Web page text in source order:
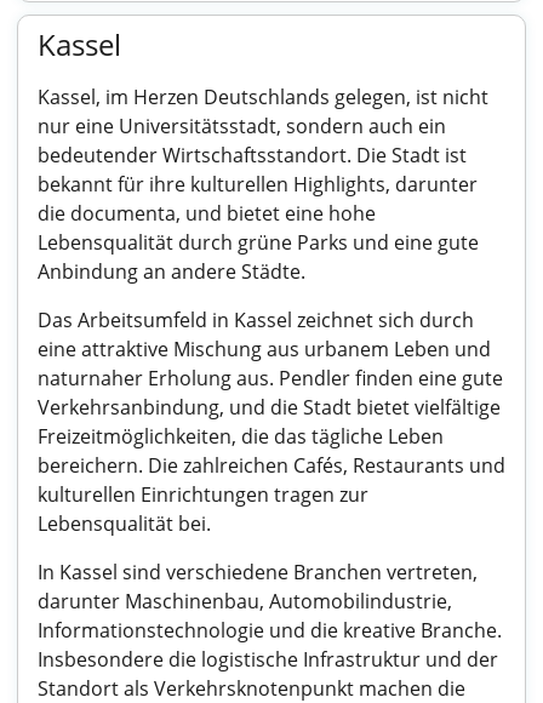
Kassel
Kassel, im Herzen Deutschlands gelegen, ist nicht
nur eine Universitätsstadt, sondern auch ein
bedeutender Wirtschaftsstandort. Die Stadt ist
bekannt für ihre kulturellen Highlights, darunter
die documenta, und bietet eine hohe
Lebensqualität durch grüne Parks und eine gute
Anbindung an andere Städte.
Das Arbeitsumfeld in Kassel zeichnet sich durch
eine attraktive Mischung aus urbanem Leben und
naturnaher Erholung aus. Pendler finden eine gute
Verkehrsanbindung, und die Stadt bietet vielfältige
Freizeitmöglichkeiten, die das tägliche Leben
bereichern. Die zahlreichen Cafés, Restaurants und
kulturellen Einrichtungen tragen zur
Lebensqualität bei.
In Kassel sind verschiedene Branchen vertreten,
darunter Maschinenbau, Automobilindustrie,
Informationstechnologie und die kreative Branche.
Insbesondere die logistische Infrastruktur und der
Standort als Verkehrsknotenpunkt machen die